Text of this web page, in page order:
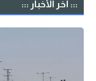
::: أخر الأخبار :::